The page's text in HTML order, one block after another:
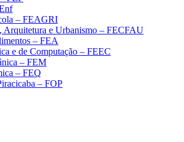
– FEAGRI
Arquitetura e Urbanismo – FECFAU
– FEA
e de Computação – FEEC
– FEM
– FEQ
– FOP